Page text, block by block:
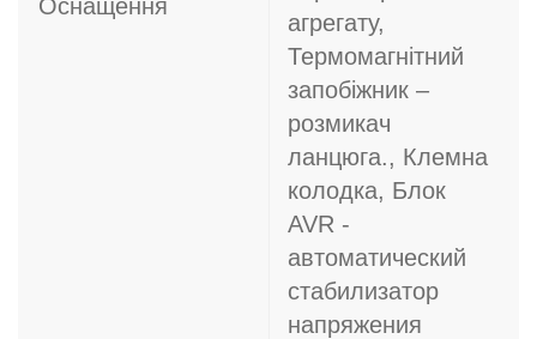
Оснащення
агрегату,
Термомагнітний
запобіжник –
розмикач
ланцюга., Клемна
колодка, Блок
AVR -
автоматический
стабилизатор
напряжения